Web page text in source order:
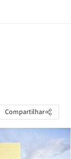
Compartilhar